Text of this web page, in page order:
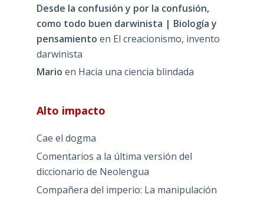
Desde la confusión y por la confusión,
como todo buen darwinista | Biología y
pensamiento en El creacionismo, invento
darwinista
Mario en Hacia una ciencia blindada
Alto impacto
Cae el dogma
Comentarios a la última versión del
diccionario de Neolengua
Compañera del imperio: La manipulación